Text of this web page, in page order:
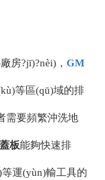
房?jī)?nèi)，GM
(kù)等區(qū)域的排
需要頻繁沖洗地
板能夠快速排
等運(yùn)輸工具的